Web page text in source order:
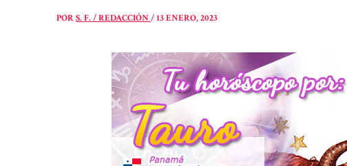
PORS. F. / REDACCIÓN/13 ENERO, 2023